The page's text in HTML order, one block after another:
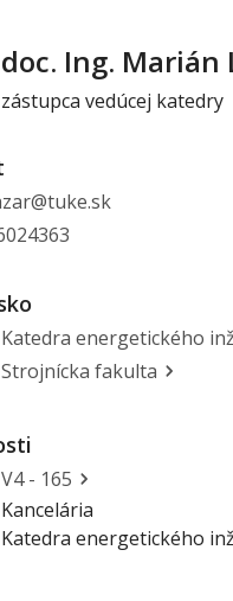
doc. Ing. Marián
zástupca vedúcej katedry
Katedra energetického
Strojnícka fakulta
V4 - 165
Kancelária
Katedra energetického